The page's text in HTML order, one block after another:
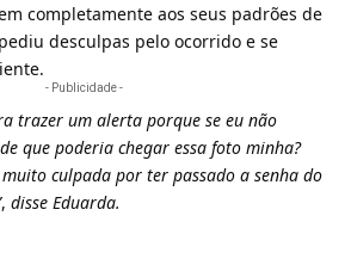
completamente aos seus padrões de
desculpas pelo ocorrido e se
- Publicidade -
trazer um alerta porque se eu não
que poderia chegar essa foto minha?
culpada por ter passado a senha do
, disse Eduarda.